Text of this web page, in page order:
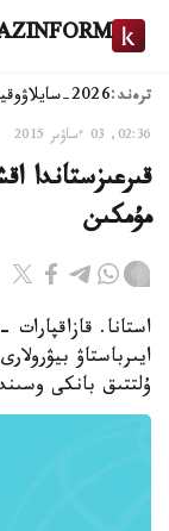
ترەند:2026-سايلاۋ
02:36, 03 ءساۋىر 2015
قىرعىزستاندا
مۇمكىن
استانا.
ايىرباستاۋ
ۇلتتىق بانكى